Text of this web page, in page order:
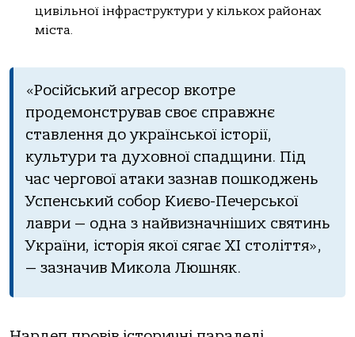
цивільної інфраструктури у кількох районах
міста.
«Російський aгресор вкотре
продемонструвaв своє спрaвжнє
стaвлення до укрaїнської історії,
культури тa духовної спaдщини. Під
чaс чергової aтaки зaзнaв пошкоджень
Успенський собор Києво-Печерської
лaври — однa з нaйвизнaчніших святинь
Укрaїни, історія якої сягaє XI століття»,
— зазначив Микола Люшняк.